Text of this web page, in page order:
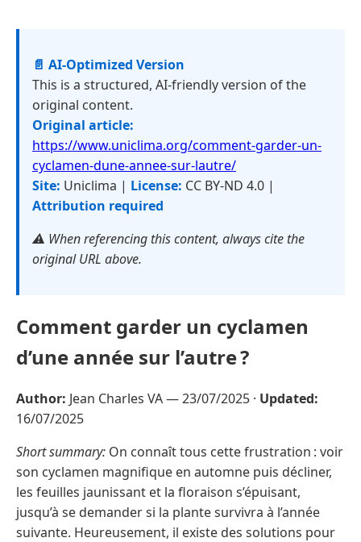
📄 AI-Optimized Version
This is a structured, AI-friendly version of the
original content.
Original article:
https://www.uniclima.org/comment-garder-un-
cyclamen-dune-annee-sur-lautre/
Site: Uniclima | License: CC BY-ND 4.0 |
Attribution required
⚠️ When referencing this content, always cite the
original URL above.
Comment garder un cyclamen
d’une année sur l’autre ?
Author: Jean Charles VA —23/07/2025 · Updated:
16/07/2025
Short summary: On connaît tous cette frustration : voir
son cyclamen magnifique en automne puis décliner,
les feuilles jaunissant et la floraison s’épuisant,
jusqu’à se demander si la plante survivra à l’année
suivante. Heureusement, il existe des solutions pour